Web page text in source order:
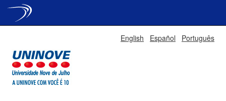
English Español Português